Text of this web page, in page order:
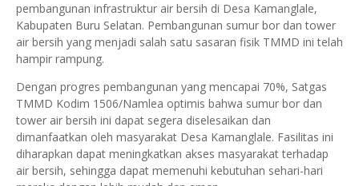
pembangunan infrastruktur air bersih di Desa Kamanglale,
Kabupaten Buru Selatan. Pembangunan sumur bor dan tower
air bersih yang menjadi salah satu sasaran fisik TMMD ini telah
hampir rampung.
Dengan progres pembangunan yang mencapai 70%, Satgas
TMMD Kodim 1506/Namlea optimis bahwa sumur bor dan
tower air bersih ini dapat segera diselesaikan dan
dimanfaatkan oleh masyarakat Desa Kamanglale. Fasilitas ini
diharapkan dapat meningkatkan akses masyarakat terhadap
air bersih, sehingga dapat memenuhi kebutuhan sehari-hari